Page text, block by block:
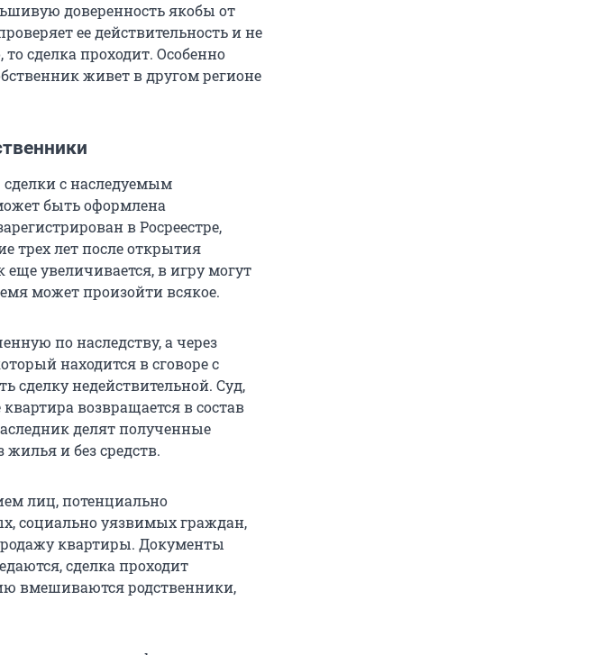
доверенность якобы от
ее действительность и не
сделка проходит. Особенно
живет в другом регионе
с наследуемым
быть оформлена
в Росреестре,
трех лет после открытия
еще увеличивается, в игру могут
может произойти всякое.
по наследству, а через
находится в сговоре с
сделку недействительной. Суд,
квартира возвращается в состав
делят полученные
жилья и без средств.
лиц, потенциально
социально уязвимых граждан,
квартиры. Документы
сделка проходит
вмешиваются родственники,